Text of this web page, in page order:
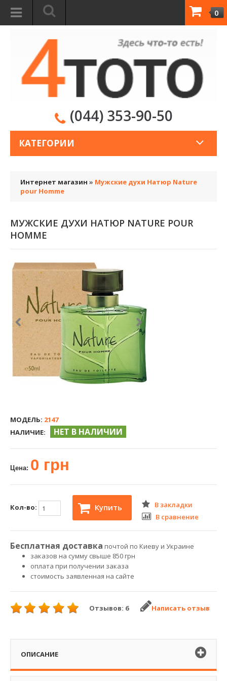
0
(044) 353-90-50
КАТЕГОРИИ
Интернет магазин » Мужские духи Натюр Nature
pour Homme
МУЖСКИЕ ДУХИ НАТЮР NATURE POUR
HOMME
МОДЕЛЬ: 2147
НАЛИЧИЕ:
НЕТ В НАЛИЧИИ
Цена: 0 грн
Кол-во: Купить
В закладки
В сравнение
Бесплатная доставка почтой по Киеву и Украине
заказов на сумму свыше 850 грн
оплата при получении заказа
стоимость заявленная на сайте
Отзывов: 6 Написать отзыв
ОПИСАНИЕ